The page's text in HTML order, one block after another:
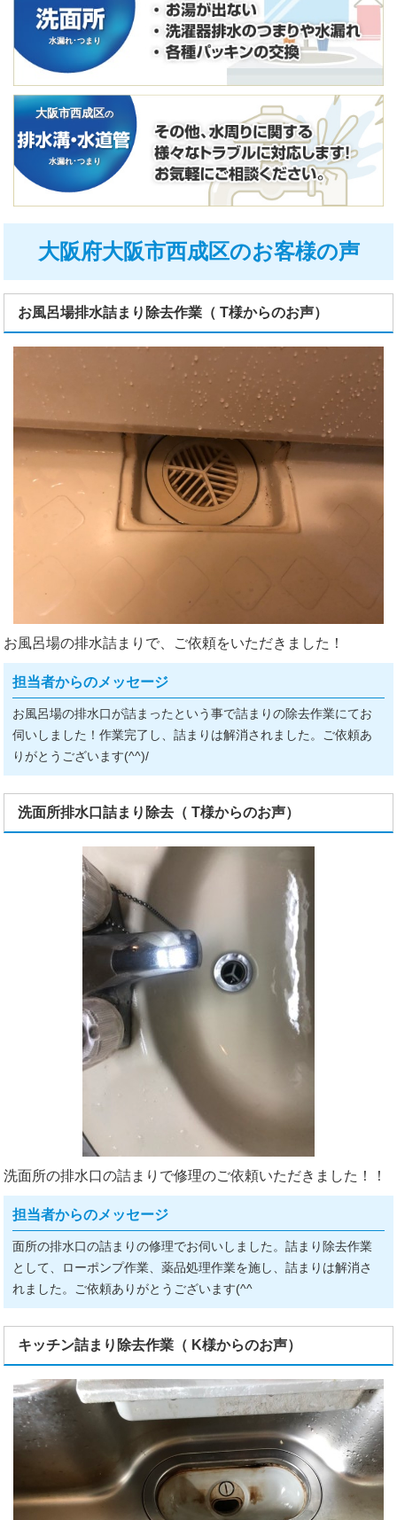
水漏れ･つまり
大阪市西成区の
水漏れ･つまり
大阪府大阪市西成区のお客様の声
お風呂場排水詰まり除去作業（ T様からのお声）
お風呂場の排水詰まりで、ご依頼をいただきました！
担当者からのメッセージ
お風呂場の排水口が詰まったという事で詰まりの除去作業にてお
伺いしました！作業完了し、詰まりは解消されました。ご依頼あ
りがとうございます(^^)/
洗面所排水口詰まり除去（ T様からのお声）
洗面所の排水口の詰まりで修理のご依頼いただきました！！
担当者からのメッセージ
面所の排水口の詰まりの修理でお伺いしました。詰まり除去作業
として、ローポンプ作業、薬品処理作業を施し、詰まりは解消さ
れました。ご依頼ありがとうございます(^^ゞ
キッチン詰まり除去作業（ K様からのお声）